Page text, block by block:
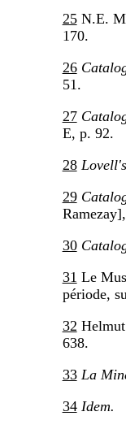
25N.E.
170.
26
51.
27
E, p. 92.
28
29
30
31 Le
période,
32
638.
33 La
34 Idem.